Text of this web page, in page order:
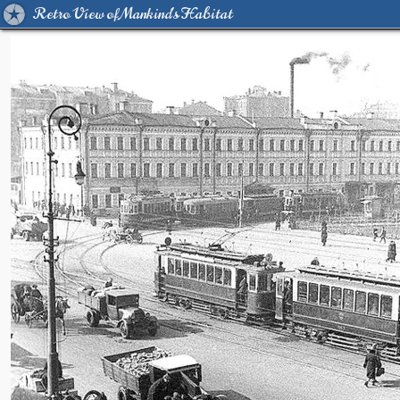
Retro View of Mankind's Habitat